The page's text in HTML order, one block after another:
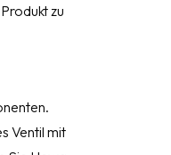
zu
Ventil mit